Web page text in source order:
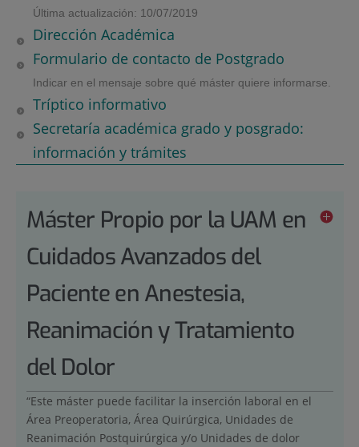
Última actualización: 10/07/2019
Dirección Académica
Formulario de contacto de Postgrado
Indicar en el mensaje sobre qué máster quiere informarse.
Tríptico informativo
Secretaría académica grado y posgrado:
información y trámites
Máster Propio por la UAM en
Cuidados Avanzados del
Paciente en Anestesia,
Reanimación y Tratamiento
del Dolor
“Este máster puede facilitar la inserción laboral en el
Área Preoperatoria, Área Quirúrgica, Unidades de
Reanimación Postquirúrgica y/o Unidades de dolor